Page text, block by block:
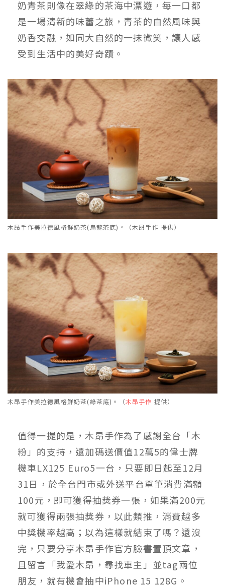
奶青茶則像在翠綠的茶海中漂遊，每一口都
是一場清新的味蕾之旅，青茶的自然風味與
奶香交融，如同大自然的一抹微笑，讓人感
受到生活中的美好奇蹟。
木昂手作美拉德風格鮮奶茶(烏龍茶底)。（木昂手作 提供）
木昂手作美拉德風格鮮奶茶(綠茶底)。（木昂手作 提供）
值得一提的是，木昂手作為了感謝全台「木
粉」的支持，還加碼送價值12萬5的偉士牌
機車LX125 Euro5一台，只要即日起至12月
31日，於全台門市或外送平台單筆消費滿額
100元，即可獲得抽獎券一張，如果滿200元
就可獲得兩張抽獎券，以此類推，消費越多
中獎機率越高；以為這樣就結束了嗎？還沒
完，只要分享木昂手作官方臉書置頂文章，
且留言「我愛木昂，尋找車主」並tag兩位
朋友，就有機會抽中iPhone 15 128G。